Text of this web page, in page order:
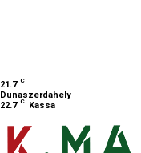
21.7 C
Dunaszerdahely
22.7 C Kassa